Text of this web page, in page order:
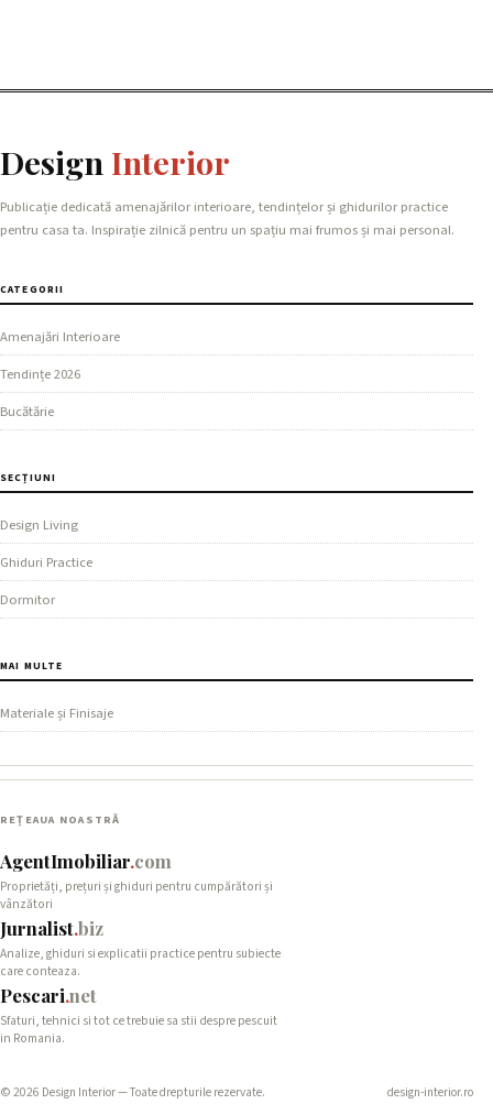
Design Interior
Publicație dedicată amenajărilor interioare, tendințelor și ghidurilor practice
pentru casa ta. Inspirație zilnică pentru un spațiu mai frumos și mai personal.
CATEGORII
Amenajări Interioare
Tendințe 2026
Bucătărie
SECȚIUNI
Design Living
Ghiduri Practice
Dormitor
MAI MULTE
Materiale și Finisaje
REȚEAUA NOASTRĂ
AgentImobiliar.com
Proprietăți, prețuri și ghiduri pentru cumpărători și
vânzători
Jurnalist.biz
Analize, ghiduri si explicatii practice pentru subiecte
care conteaza.
Pescari.net
Sfaturi, tehnici si tot ce trebuie sa stii despre pescuit
in Romania.
© 2026 Design Interior — Toate drepturile rezervate. design-interior.ro